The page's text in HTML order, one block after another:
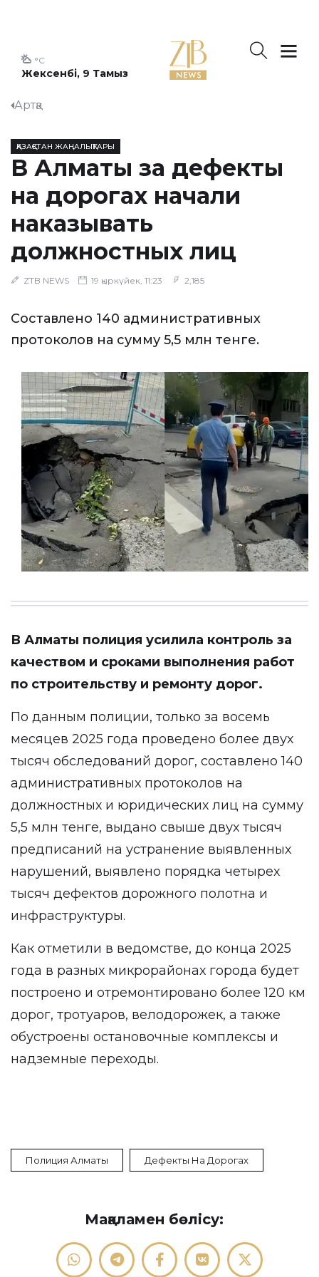
Жексенбі, 9 Тамыз
°C
Артқа
ҚАЗАҚСТАН ЖАҢАЛЫҚТАРЫ
В Алматы за дефекты
на дорогах начали
наказывать
должностных лиц
ZTB NEWS 19 қыркүйек, 11:23 2,185
Составлено 140 административных
протоколов на сумму 5,5 млн тенге.
В Алматы полиция усилила контроль за
качеством и сроками выполнения работ
по строительству и ремонту дорог.
По данным полиции, только за восемь
месяцев 2025 года проведено более двух
тысяч обследований дорог, составлено 140
административных протоколов на
должностных и юридических лиц на сумму
5,5 млн тенге, выдано свыше двух тысяч
предписаний на устранение выявленных
нарушений, выявлено порядка четырех
тысяч дефектов дорожного полотна и
инфраструктуры.
Как отметили в ведомстве, до конца 2025
года в разных микрорайонах города будет
построено и отремонтировано более 120 км
дорог, тротуаров, велодорожек, а также
обустроены остановочные комплексы и
надземные переходы.
Полиция Алматы Дефекты На Дорогах
Мақаламен бөлісу: